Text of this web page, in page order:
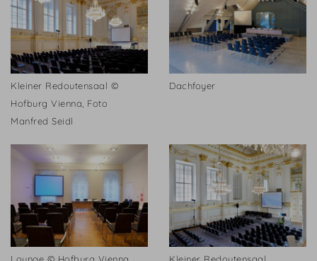
Kleiner Redoutensaal ©
Hofburg Vienna, Foto
Manfred Seidl
Dachfoyer